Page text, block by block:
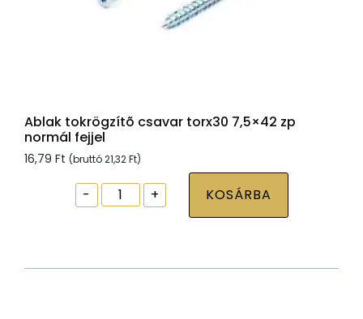
Ablak tokrögzítõ csavar torx30 7,5×42 zp
normál fejjel
16,79 Ft (bruttó21,32Ft)
-
Ablak
tokrögzítõ
7,5x42
+ KOSÁRBA